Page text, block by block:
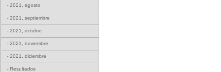
- 2021, agosto
- 2021, septiembre
- 2021, octubre
- 2021, noviembre
- 2021, diciembre
- Resultados